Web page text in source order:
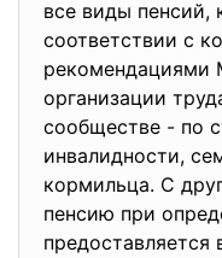
все виды пенсий,
соответствии с
рекомендациями
организации
сообществе - по
инвалидности,
кормильца. С
пенсию при